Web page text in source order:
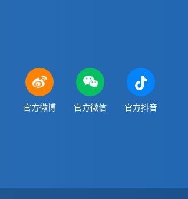
官方微博 官方微信 官方抖音